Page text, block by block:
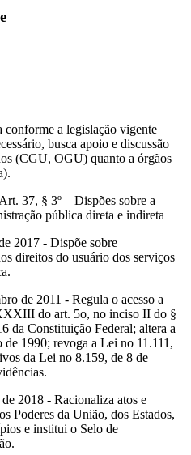
a legislação vigente
busca apoio e discussão
(CGU, OGU) quanto a órgãos
37, § 3º – Dispões sobre a
pública direta e indireta
2017 - Dispõe sobre
direitos do usuário dos serviços
de 2011 - Regula o acesso a
do art. 5o, no inciso II do §
da Constituição Federal; altera a
1990; revoga a Lei no 11.111,
da Lei no 8.159, de 8 de
2018 - Racionaliza atos e
Poderes da União, dos Estados,
e institui o Selo de